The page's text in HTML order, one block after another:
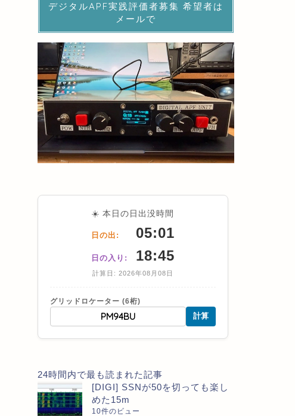
デジタルAPF実践評価者募集 希望者は
メールで
☀️ 本日の日出没時間
日の出: 05:01
日の入り: 18:45
計算日: 2026年08月08日
グリッドロケーター (6桁)
計算
24時間内で最も読まれた記事
[DIGI] SSNが50を切っても楽し
めた15m
10件のビュー